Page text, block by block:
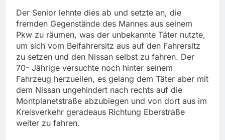
Der Senior lehnte dies ab und setzte an, die
fremden Gegenstände des Mannes aus seinem
Pkw zu räumen, was der unbekannte Täter nutzte,
um sich vom Beifahrersitz aus auf den Fahrersitz
zu setzen und den Nissan selbst zu fahren. Der
70- Jährige versuchte noch hinter seinem
Fahrzeug herzueilen, es gelang dem Täter aber mit
dem Nissan ungehindert nach rechts auf die
Montplanetstraße abzubiegen und von dort aus im
Kreisverkehr geradeaus Richtung Eberstraße
weiter zu fahren.